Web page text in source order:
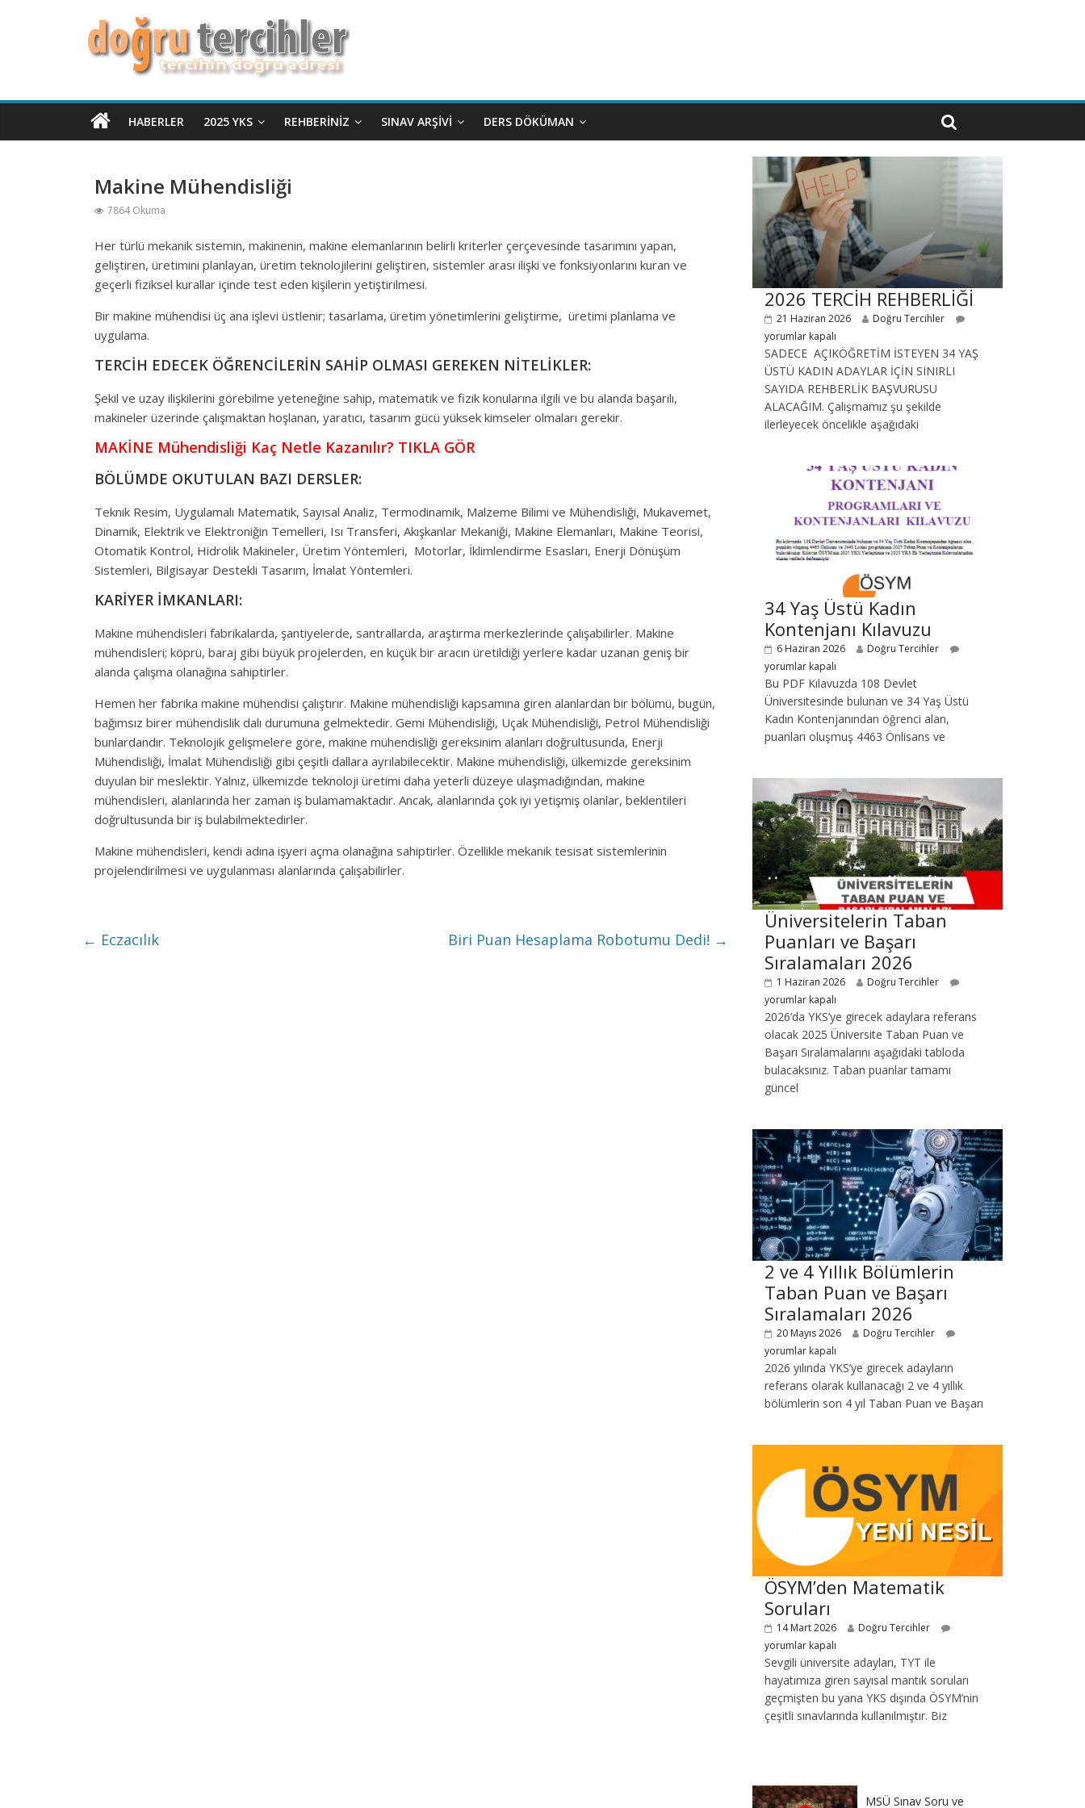
HABERLER 2025 YKS REHBERINIZ SINAV ARŞIVI DERS DÖKÜMAN
Makine Mühendisliği
7864 Okuma
Her türlü mekanik sistemin, makinenin, makine elemanlarının belirli kriterler çerçevesinde tasarımını yapan,
geliştiren, üretimini planlayan, üretim teknolojilerini geliştiren, sistemler arası ilişki ve fonksiyonlarını kuran ve
geçerli fiziksel kurallar içinde test eden kişilerin yetiştirilmesi.
Bir makine mühendisi üç ana işlevi üstlenir; tasarlama, üretim yönetimlerini geliştirme, üretimi planlama ve
uygulama.
TERCİH EDECEK ÖĞRENCİLERİN SAHİP OLMASI GEREKEN NİTELİKLER:
Şekil ve uzay ilişkilerini görebilme yeteneğine sahip, matematik ve fizik konularına ilgili ve bu alanda başarılı,
makineler üzerinde çalışmaktan hoşlanan, yaratıcı, tasarım gücü yüksek kimseler olmaları gerekir.
MAKİNE Mühendisliği Kaç Netle Kazanılır? TIKLA GÖR
BÖLÜMDE OKUTULAN BAZI DERSLER:
Teknik Resim, Uygulamalı Matematik, Sayısal Analiz, Termodinamik, Malzeme Bilimi ve Mühendisliği, Mukavemet,
Dinamik, Elektrik ve Elektroniğin Temelleri, Isı Transferi, Akışkanlar Mekaniği, Makine Elemanları, Makine Teorisi,
Otomatik Kontrol, Hidrolik Makineler, Üretim Yöntemleri, Motorlar, İklimlendirme Esasları, Enerji Dönüşüm
Sistemleri, Bilgisayar Destekli Tasarım, İmalat Yöntemleri.
KARİYER İMKANLARI:
Makine mühendisleri fabrikalarda, şantiyelerde, santrallarda, araştırma merkezlerinde çalışabilirler. Makine
mühendisleri; köprü, baraj gibi büyük projelerden, en küçük bir aracın üretildiği yerlere kadar uzanan geniş bir
alanda çalışma olanağına sahiptirler.
Hemen her fabrika makine mühendisi çalıştırır. Makine mühendisliği kapsamına giren alanlardan bir bölümü, bugün,
bağımsız birer mühendislik dalı durumuna gelmektedir. Gemi Mühendisliği, Uçak Mühendisliği, Petrol Mühendisliği
bunlardandır. Teknolojik gelişmelere göre, makine mühendisliği gereksinim alanları doğrultusunda, Enerji
Mühendisliği, İmalat Mühendisliği gibi çeşitli dallara ayrılabilecektir. Makine mühendisliği, ülkemizde gereksinim
duyulan bir meslektir. Yalnız, ülkemizde teknoloji üretimi daha yeterli düzeye ulaşmadığından, makine
mühendisleri, alanlarında her zaman iş bulamamaktadır. Ancak, alanlarında çok iyi yetişmiş olanlar, beklentileri
doğrultusunda bir iş bulabilmektedirler.
Makine mühendisleri, kendi adına işyeri açma olanağına sahiptirler. Özellikle mekanik tesisat sistemlerinin
projelendirilmesi ve uygulanması alanlarında çalışabilirler.
← Eczacılık Biri Puan Hesaplama Robotumu Dedi! →
2026 TERCİH REHBERLİĞİ
21 Haziran 2026
Doğru Tercihler
yorumlar kapalı
SADECE AÇIKÖĞRETİM İSTEYEN 34 YAŞ
ÜSTÜ KADIN ADAYLAR İÇİN SINIRLI
SAYIDA REHBERLİK BAŞVURUSU
ALACAĞIM. Çalışmamız şu şekilde
ilerleyecek öncelikle aşağıdaki
34 Yaş Üstü Kadın
Kontenjanı Kılavuzu
6 Haziran 2026
Doğru Tercihler
yorumlar kapalı
Bu PDF Kılavuzda 108 Devlet
Üniversitesinde bulunan ve 34 Yaş Üstü
Kadın Kontenjanından öğrenci alan,
puanları oluşmuş 4463 Önlisans ve
Üniversitelerin Taban
Puanları ve Başarı
Sıralamaları 2026
1 Haziran 2026
Doğru Tercihler
yorumlar kapalı
2026’da YKS’ye girecek adaylara referans
olacak 2025 Üniversite Taban Puan ve
Başarı Sıralamalarını aşağıdaki tabloda
bulacaksınız. Taban puanlar tamamı
güncel
2 ve 4 Yıllık Bölümlerin
Taban Puan ve Başarı
Sıralamaları 2026
20 Mayıs 2026
Doğru Tercihler
yorumlar kapalı
2026 yılında YKS’ye girecek adayların
referans olarak kullanacağı 2 ve 4 yıllık
bölümlerin son 4 yıl Taban Puan ve Başarı
ÖSYM’den Matematik
Soruları
14 Mart 2026
Doğru Tercihler
yorumlar kapalı
Sevgili üniversite adayları, TYT ile
hayatımıza giren sayısal mantık soruları
geçmişten bu yana YKS dışında ÖSYM’nin
çeşitli sınavlarında kullanılmıştır. Biz
MSÜ Sınav Soru ve